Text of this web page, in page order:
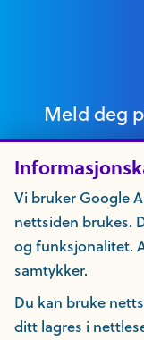
Meld deg
Vi bruker Google
nettsiden brukes.
og funksjonalitet.
samtykker.
Du kan bruke
ditt lagres i